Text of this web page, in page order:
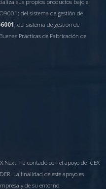
sus propios productos bajo el
del sistema de gestión de
; del sistema de gestión de
Prácticas de Fabricación de
Next, ha contado con el apoyo de ICEX
La finalidad de este apoyo es
y de su entorno.